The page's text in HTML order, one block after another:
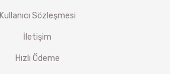
Kullanıcı Sözleşmesi
İletişim
Hızlı Ödeme